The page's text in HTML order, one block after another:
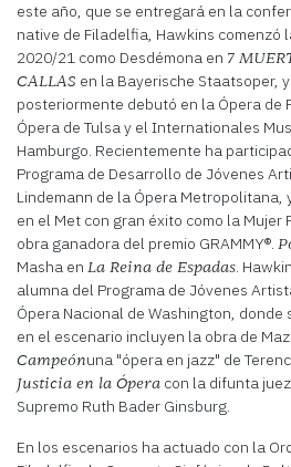
este año, que se entregará en la
native de Filadelfia, Hawkins comenzó
2020/21 como Desdémona en 7
CALLAS en la Bayerische Staatsoper, y
posteriormente debutó en la Ópera de
Ópera de Tulsa y el Internationales
Hamburgo. Recientemente ha
Programa de Desarrollo de Jóvenes
Lindemann de la Ópera Metropolitana,
en el Met con gran éxito como la Mujer
obra ganadora del premio GRAMMY®.
Masha en La Reina de Espadas.
alumna del Programa de Jóvenes
Ópera Nacional de Washington, donde
en el escenario incluyen la obra de
Campeónuna "ópera en jazz" de
Justicia en la Ópera con la difunta
Supremo Ruth Bader Ginsburg.
En los escenarios ha actuado con la